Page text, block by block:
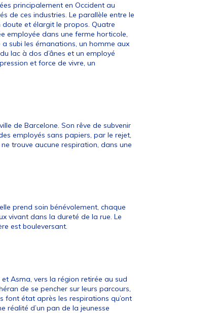
principalement en Occident au
de ces industries. Le parallèle entre le
doute et élargit le propos. Quatre
employée dans une ferme horticole,
subi les émanations, un homme aux
lac à dos d’ânes et un employé
et force de vivre, un
de Barcelone. Son rêve de subvenir
employés sans papiers, par le rejet,
trouve aucune respiration, dans une
prend soin bénévolement, chaque
vivant dans la dureté de la rue. Le
est bouleversant.
Asma, vers la région retirée au sud
de se pencher sur leurs parcours,
font état après les respirations qu’ont
réalité d’un pan de la jeunesse